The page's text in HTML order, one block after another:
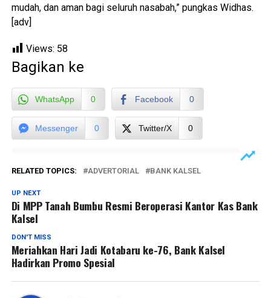
mudah, dan aman bagi seluruh nasabah,” pungkas Widhas.
[adv]
Views: 58
Bagikan ke
WhatsApp 0 Facebook 0
Messenger 0 Twitter/X 0
RELATED TOPICS: ADVERTORIAL BANK KALSEL
UP NEXT
Di MPP Tanah Bumbu Resmi Beroperasi Kantor Kas Bank
Kalsel
DON'T MISS
Meriahkan Hari Jadi Kotabaru ke-76, Bank Kalsel
Hadirkan Promo Spesial